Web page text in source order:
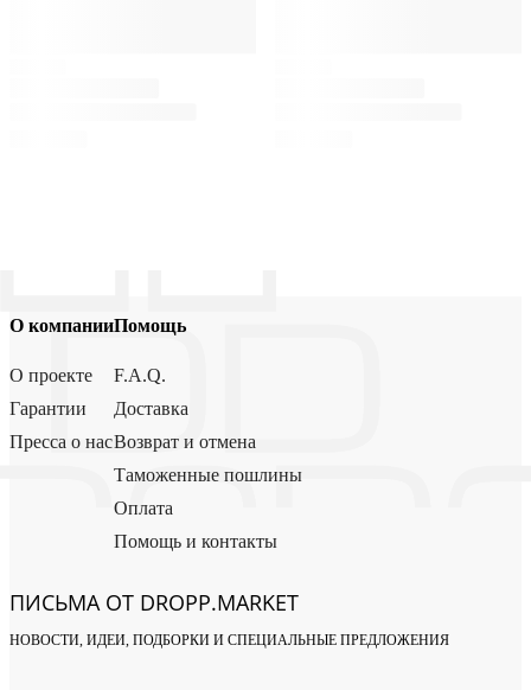
О компании
О проекте
Гарантии
Пресса о нас
Помощь
F.A.Q.
Доставка
Возврат и отмена
Таможенные пошлины
Оплата
Помощь и контакты
ПИСЬМА ОТ DROPP.MARKET
НОВОСТИ, ИДЕИ, ПОДБОРКИ И СПЕЦИАЛЬНЫЕ ПРЕДЛОЖЕНИЯ